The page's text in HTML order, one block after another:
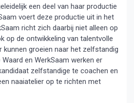
een deel van haar productie
voert deze productie uit in het
richt zich daarbij niet alleen op
op de ontwikkeling van talentvolle
kunnen groeien naar het zelfstandig
en WerkSaam werken er
zelfstandige te coachen en
naaiatelier op te richten met